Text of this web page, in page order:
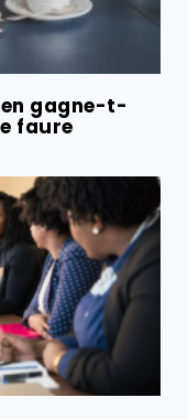
gagne-t-
faure